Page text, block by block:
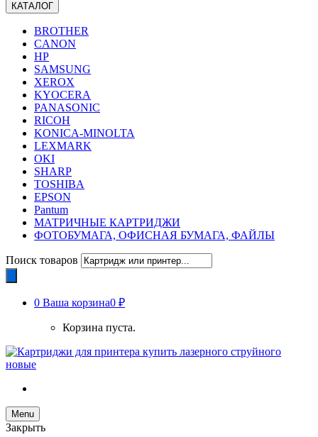
КАТАЛОГ
BROTHER
CANON
HP
SAMSUNG
XEROX
KYOCERA
PANASONIC
RICOH
KONICA-MINOLTA
LEXMARK
OKI
SHARP
TOSHIBA
EPSON
Pantum
МАТРИЧНЫЕ КАРТРИДЖИ
ФОТОБУМАГА, ОФИСНАЯ БУМАГА, ФАЙЛЫ
Поиск товаров
0 Ваша корзина0 ₽
Корзина пуста.
Menu
Закрыть